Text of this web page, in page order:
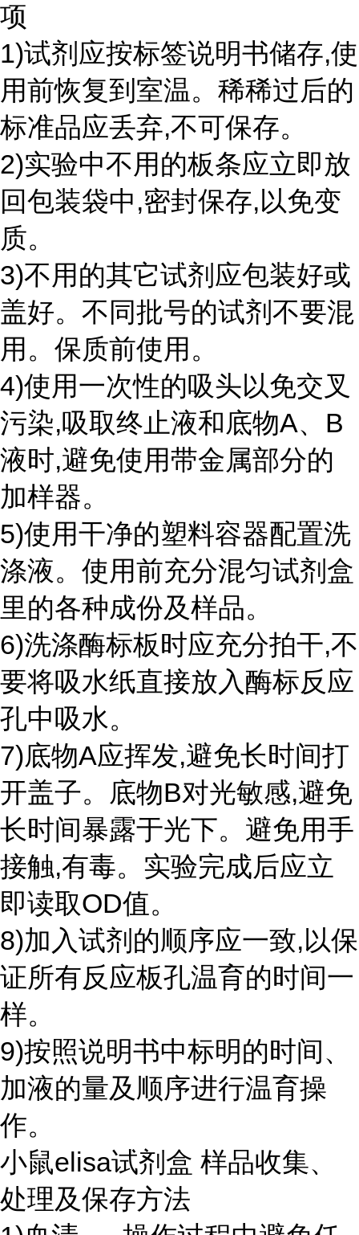
项
1)试剂应按标签说明书储存,使
用前恢复到室温。稀稀过后的
标准品应丢弃,不可保存。
2)实验中不用的板条应立即放
回包装袋中,密封保存,以免变
质。
3)不用的其它试剂应包装好或
盖好。不同批号的试剂不要混
用。保质前使用。
4)使用一次性的吸头以免交叉
污染,吸取终止液和底物A、B
液时,避免使用带金属部分的
加样器。
5)使用干净的塑料容器配置洗
涤液。使用前充分混匀试剂盒
里的各种成份及样品。
6)洗涤酶标板时应充分拍干,不
要将吸水纸直接放入酶标反应
孔中吸水。
7)底物A应挥发,避免长时间打
开盖子。底物B对光敏感,避免
长时间暴露于光下。避免用手
接触,有毒。实验完成后应立
即读取OD值。
8)加入试剂的顺序应一致,以保
证所有反应板孔温育的时间一
样。
9)按照说明书中标明的时间、
加液的量及顺序进行温育操
作。
小鼠elisa试剂盒 样品收集、
处理及保存方法